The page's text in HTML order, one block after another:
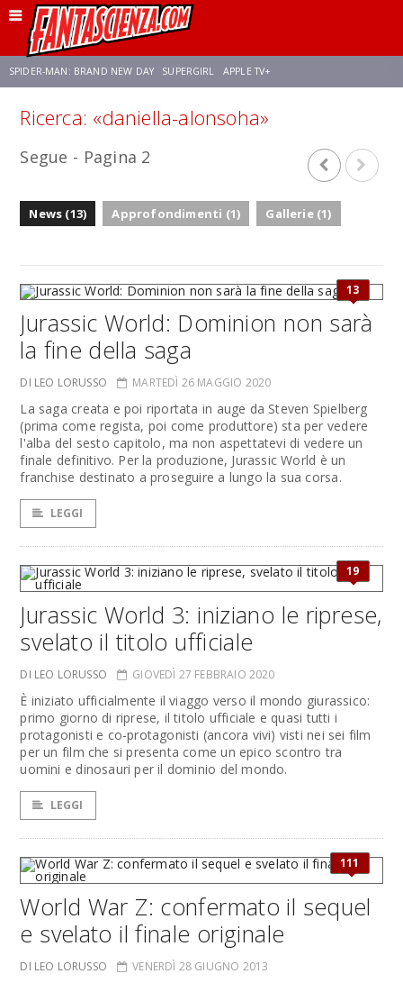
SPIDER-MAN: BRAND NEW DAY SUPERGIRL APPLE TV+
Ricerca: «daniella-alonsoha»
Segue - Pagina 2
News (13) Approfondimenti (1) Gallerie (1)
13
Jurassic World: Dominion non sarà
la fine della saga
DI LEO LORUSSO MARTEDÌ 26 MAGGIO 2020
La saga creata e poi riportata in auge da Steven Spielberg
(prima come regista, poi come produttore) sta per vedere
l'alba del sesto capitolo, ma non aspettatevi di vedere un
finale definitivo. Per la produzione, Jurassic World è un
franchise destinato a proseguire a lungo la sua corsa.
LEGGI
19
Jurassic World 3: iniziano le riprese,
svelato il titolo ufficiale
DI LEO LORUSSO GIOVEDÌ 27 FEBBRAIO 2020
È iniziato ufficialmente il viaggo verso il mondo giurassico:
primo giorno di riprese, il titolo ufficiale e quasi tutti i
protagonisti e co-protagonisti (ancora vivi) visti nei sei film
per un film che si presenta come un epico scontro tra
uomini e dinosauri per il dominio del mondo.
LEGGI
111
World War Z: confermato il sequel
e svelato il finale originale
DI LEO LORUSSO VENERDÌ 28 GIUGNO 2013